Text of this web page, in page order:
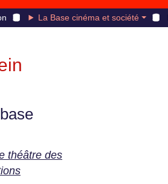
La Base cinéma et société
théâtre des